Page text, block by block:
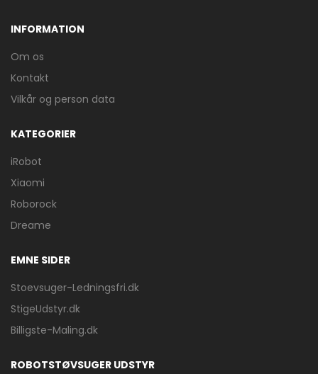
INFORMATION
Om os
Kontakt
Vilkår og person data
KATEGORIER
iRobot
Xiaomi
Roborock
Dreame
EMNE SIDER
Stoevsuger-Ledningsfri.dk
StigeUdstyr.dk
Billigste-Maling.dk
ROBOTSTØVSUGER UDSTYR